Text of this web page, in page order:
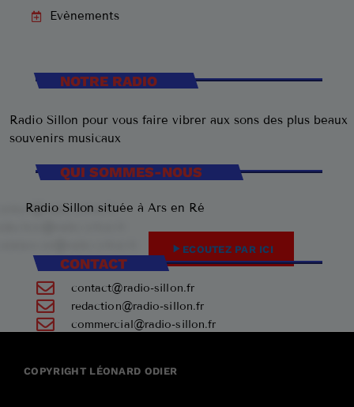
Evènements
NOTRE RADIO
Radio Sillon pour vous faire vibrer aux sons des plus beaux
souvenirs musicaux
play_arrow ECOUTEZ PAR ICI
QUI SOMMES-NOUS
Radio Sillon située à Ars en Ré
CONTACT
+33 7 45 23 74 84
contact@radio-sillon.fr
redaction@radio-sillon.fr
commercial@radio-sillon.fr
COPYRIGHT LÉONARD ODIER